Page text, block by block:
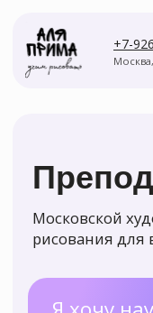
Москва, м. Китай-
рисования для
Я хочу